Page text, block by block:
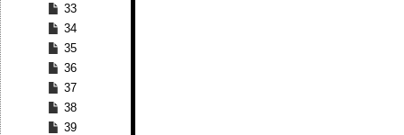
33
34
35
36
37
38
39